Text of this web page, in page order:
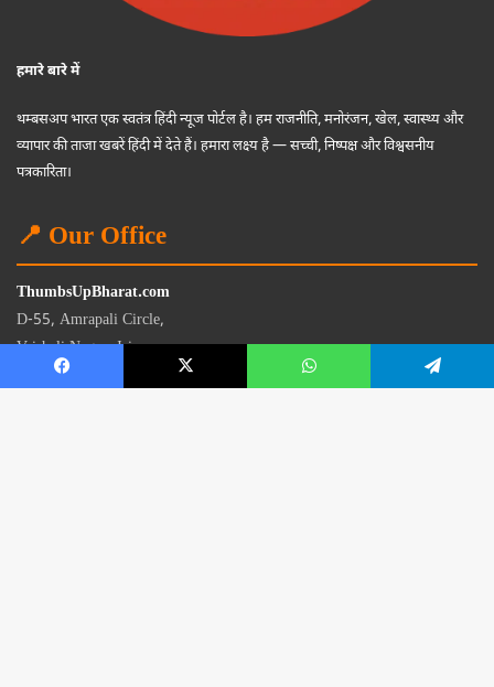
हमारे बारे में
थम्बसअप भारत एक स्वतंत्र हिंदी न्यूज पोर्टल है। हम राजनीति, मनोरंजन, खेल, स्वास्थ्य और
व्यापार की ताजा खबरें हिंदी में देते हैं। हमारा लक्ष्य है — सच्ची, निष्पक्ष और विश्वसनीय
पत्रकारिता।
📍 Our Office
ThumbsUpBharat.com
D-55, Amrapali Circle,
Vaishali Nagar, Jaipur
Rajasthan - 302021